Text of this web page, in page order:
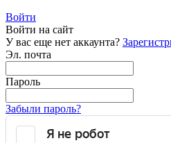
Войти
Войти на сайт
У вас еще нет аккаунта?
Эл. почта
Пароль
Забыли пароль?